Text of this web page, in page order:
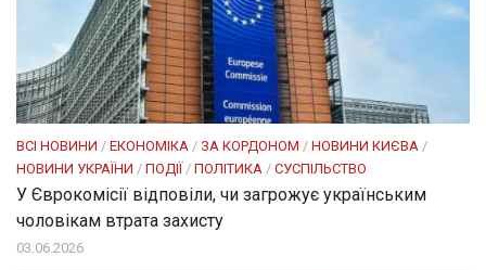
ВСІ НОВИНИ / ЕКОНОМІКА / ЗА КОРДОНОМ / НОВИНИ КИЄВА /
НОВИНИ УКРАЇНИ / ПОДІЇ/ ПОЛІТИКА / СУСПІЛЬСТВО
У Єврокомісії відповіли, чи загрожує українським
чоловікам втрата захисту
03.06.2026